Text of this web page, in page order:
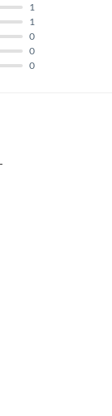
0
0
0
1
1